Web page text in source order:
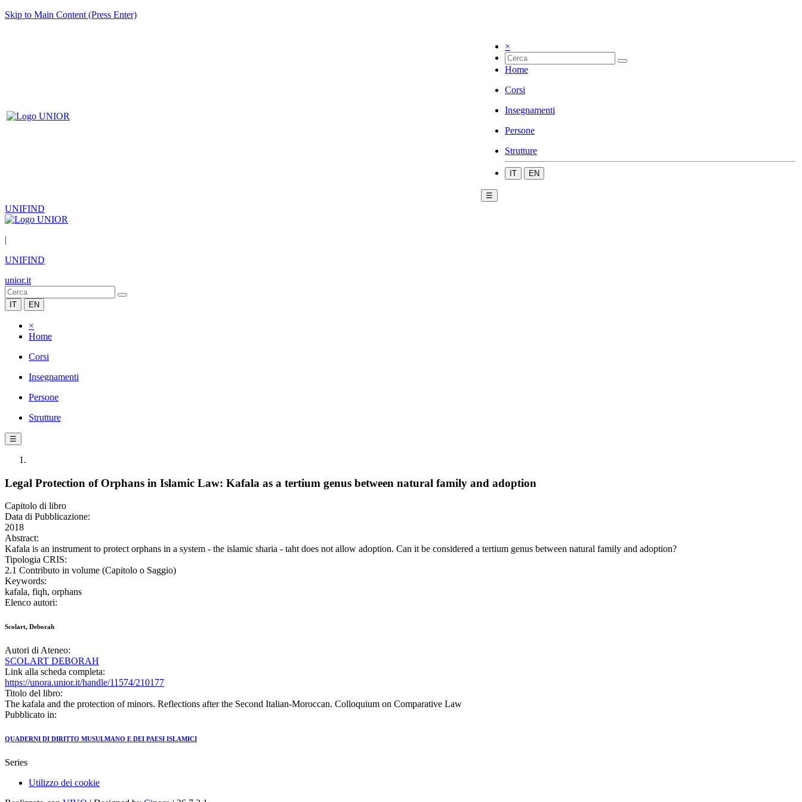
Skip to Main Content (Press Enter)
×
Home
Corsi
Insegnamenti
Persone
Strutture
IT EN
☰
UNIFIND
|
UNIFIND
unior.it
IT EN
×
Home
Corsi
Insegnamenti
Persone
Strutture
☰
Legal Protection of Orphans in Islamic Law: Kafala as a tertium genus between natural family and adoption
Capitolo di libro
Data di Pubblicazione:
2018
Abstract:
Kafala is an instrument to protect orphans in a system - the islamic sharia - taht does not allow adoption. Can it be considered a tertium genus between natural family and adoption?
Tipologia CRIS:
2.1 Contributo in volume (Capitolo o Saggio)
Keywords:
kafala, fiqh, orphans
Elenco autori:
Scolart, Deborah
Autori di Ateneo:
SCOLART DEBORAH
Link alla scheda completa:
https://unora.unior.it/handle/11574/210177
Titolo del libro:
The kafala and the protection of minors. Reflections after the Second Italian-Moroccan. Colloquium on Comparative Law
Pubblicato in:
QUADERNI DI DIRITTO MUSULMANO E DEI PAESI ISLAMICI
Series
Utilizzo dei cookie